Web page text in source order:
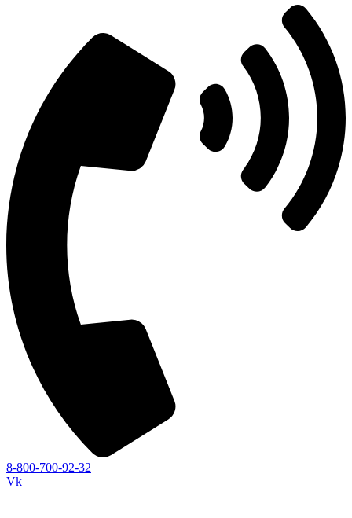
8-800-700-92-32
Vk